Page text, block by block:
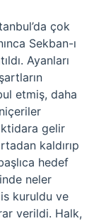
çok
Sekban-ı
Ayanları
etmiş, daha
gelir
kaldırıp
hedef
neler
kuruldu ve
verildi. Halk,